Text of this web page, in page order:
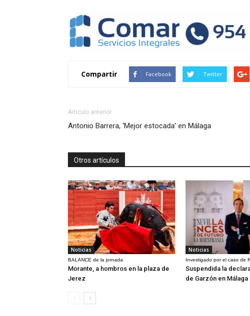
Compartir Facebook Twitter
Artículo anterior
Antonio Barrera, ‘Mejor estocada’ en Málaga
Otros artículos
Noticias
BALANCE de la jornada
Morante, a hombros en la plaza de
Jerez
Noticias
Investigado por el caso de
Suspendida la
de Garzón en Málaga